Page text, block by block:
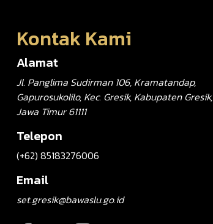
Kontak Kami
Alamat
Jl. Panglima Sudirman 106, Kramatandap,
Gapurosukolilo, Kec. Gresik, Kabupaten Gresik,
Jawa Timur 61111
Telepon
(+62) 85183276006
Email
set.gresik@bawaslu.go.id